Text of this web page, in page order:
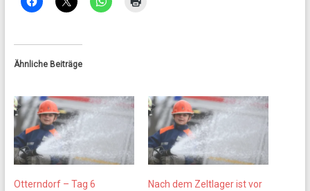
Ähnliche Beiträge
Otterndorf – Tag 6
Nach dem Zeltlager ist vor